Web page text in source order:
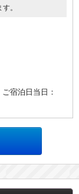
。
宿泊日当日：